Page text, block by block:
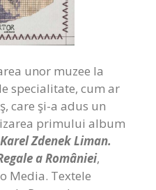
unor muzee la
specialitate, cum ar
care şi-a adus un
primului album
Karel Zdenek Liman.
a României,
Media. Textele